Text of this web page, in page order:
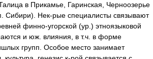
в Прикамье, Гаринская, Черноозерье
Сибири). Нек-рые специалисты связывают
финно-угорской (ур.) этноязыковой
и юж. влияния, в т.ч. в форме
групп. Особое место занимает